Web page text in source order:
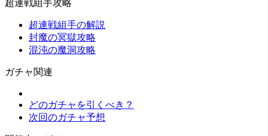
超連戦組手攻略
超連戦組手の解説
封魔の冥獄攻略
混沌の魔洞攻略
ガチャ関連
どのガチャを引くべき？
次回のガチャ予想